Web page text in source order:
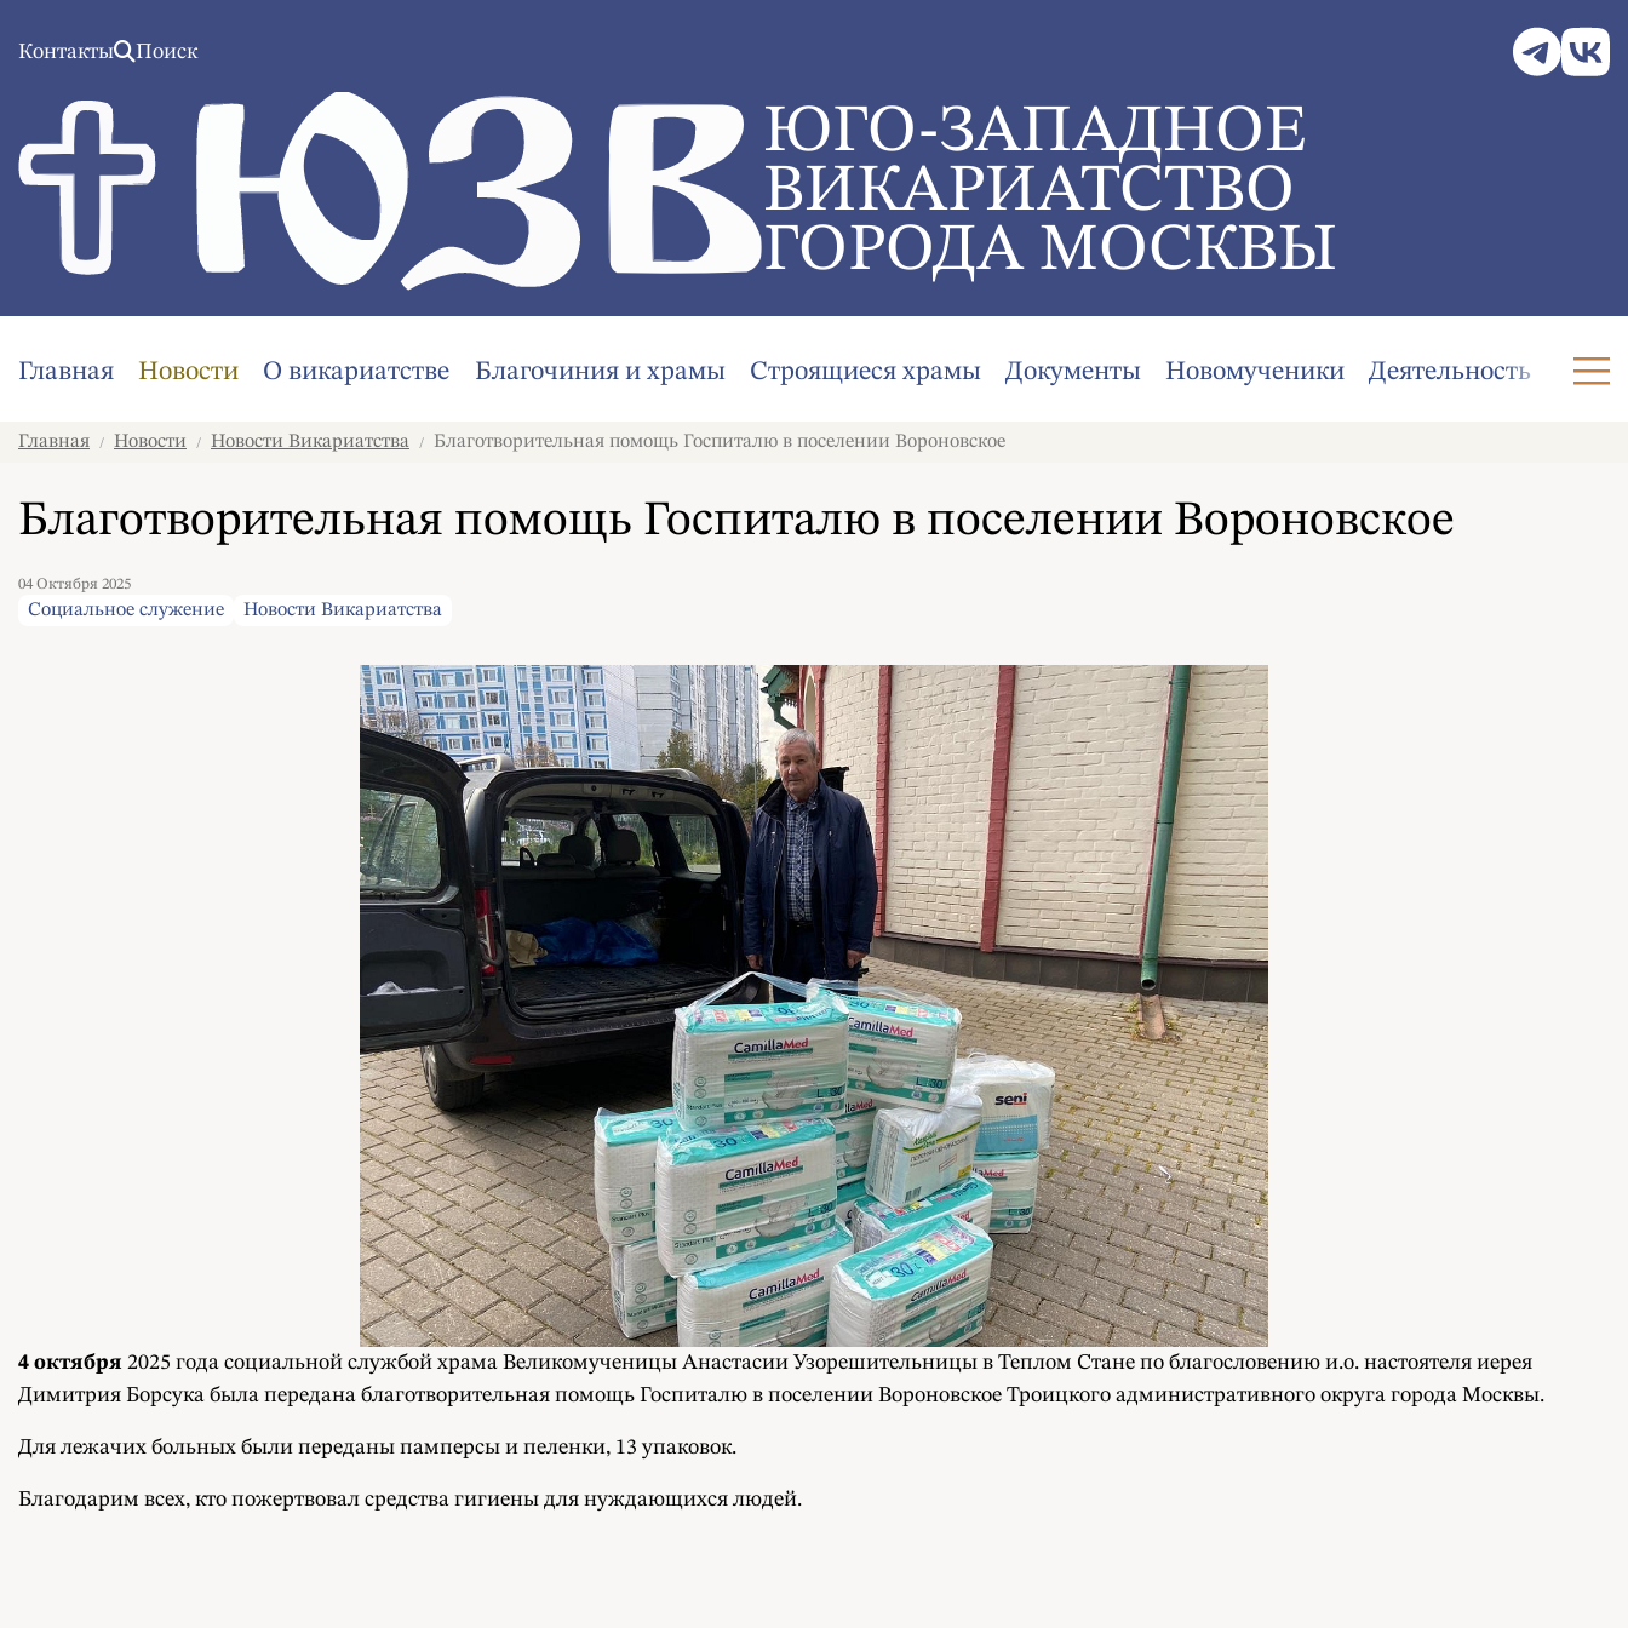
Контакты Поиск
ЮГО-ЗАПАДНОЕ
ВИКАРИАТСТВО
ГОРОДА МОСКВЫ
Главная Новости О викариатстве Благочиния и храмы Строящиеся храмы Документы Новомученики Деятельность
Главная / Новости / Новости Викариатства / Благотворительная помощь Госпиталю в поселении Вороновское
Благотворительная помощь Госпиталю в поселении Вороновское
04 Октября 2025
Социальное служение Новости Викариатства
4 октября 2025 года социальной службой храма Великомученицы Анастасии Узорешительницы в Теплом Стане по благословению и.о. настоятеля иерея
Димитрия Борсука была передана благотворительная помощь Госпиталю в поселении Вороновское Троицкого административного округа города Москвы.
Для лежачих больных были переданы памперсы и пеленки, 13 упаковок.
Благодарим всех, кто пожертвовал средства гигиены для нуждающихся людей.